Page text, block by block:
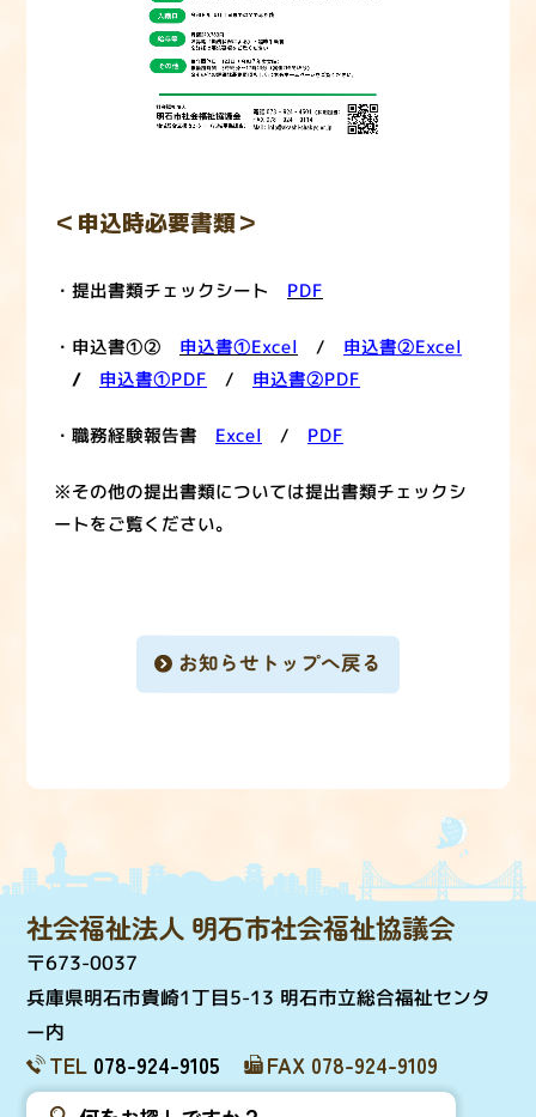
＜申込時必要書類＞
・提出書類チェックシート PDF
・申込書①② 申込書①Excel / 申込書②Excel
/ 申込書①PDF / 申込書②PDF
・職務経験報告書 Excel / PDF
※その他の提出書類については提出書類チェックシ
ートをご覧ください。
お知らせトップへ戻る
社会福祉法人 明石市社会福祉協議会
〒673-0037
兵庫県明石市貴崎1丁目5-13 明石市立総合福祉センタ
ー内
TEL 078-924-9105 FAX 078-924-9109
個人情報取扱について